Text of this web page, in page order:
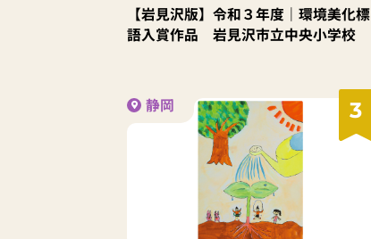
【岩見沢版】令和３年度｜環境美化標
語入賞作品 岩見沢市立中央小学校
3
静岡